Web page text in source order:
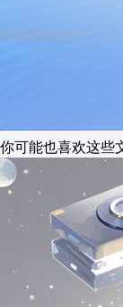
你可能也喜欢这些